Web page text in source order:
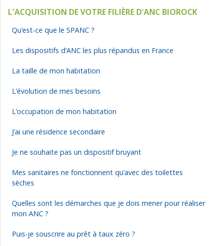
L'ACQUISITION DE VOTRE FILIÈRE D'ANC BIOROCK
Qu’est-ce que le SPANC ?
Les dispositifs d’ANC les plus répandus en France
La taille de mon habitation
L’évolution de mes besoins
L’occupation de mon habitation
J’ai une résidence secondaire
Je ne souhaite pas un dispositif bruyant
Mes sanitaires ne fonctionnent qu’avec des toilettes
sèches
Quelles sont les démarches que je dois mener pour réaliser
mon ANC ?
Puis-je souscrire au prêt à taux zéro ?